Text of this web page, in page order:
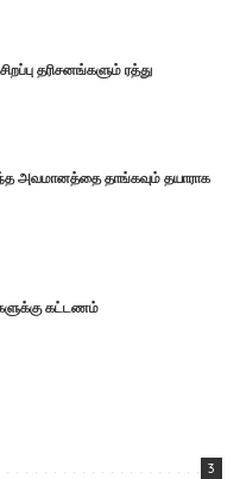
தரிசனங்களும் ரத்து
அவமானத்தை தாங்கவும் தயாராக
கட்டணம்
3